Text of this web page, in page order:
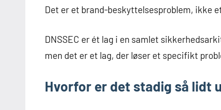
Det er et brand-beskyttelsesproblem, ikke
DNSSEC er ét lag i en samlet
men det er et lag, der løser et specifikt
Hvorfor er det stadig så lidt